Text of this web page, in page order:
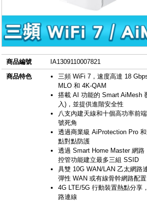
商品編號
IA1309110007821
商品特色
三頻 WiFi 7，速度高達 18
MLO 和 4K-QAM
搭載 AI 功能的 Smart AiMesh
入)，並提供進階安全性
八支內建天線和十個高功率前
號死角
透過商業級 AiProtection Pro
點對點防護
透過 Smart Home Master 網路
控管功能建立最多三組 SSID
具雙 10G WAN/LAN 乙太網路
彈性 WAN 或有線骨幹網路配置
4G LTE/5G 行動裝置熱點分享
路連線